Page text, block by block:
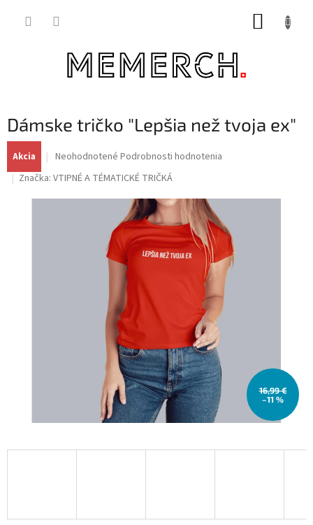
Dámske tričko "Lepšia než tvoja ex"
Akcia
Priemerné
produktu
je
Neohodnotené Podrobnosti hodnotenia
Značka: VTIPNÉ A TÉMATICKÉ TRIČKÁ
16,99 €
–11 %